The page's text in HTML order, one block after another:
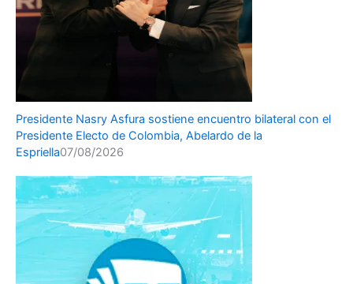
Presidente Nasry Asfura sostiene encuentro bilateral con el
Presidente Electo de Colombia, Abelardo de la
Espriella07/08/2026